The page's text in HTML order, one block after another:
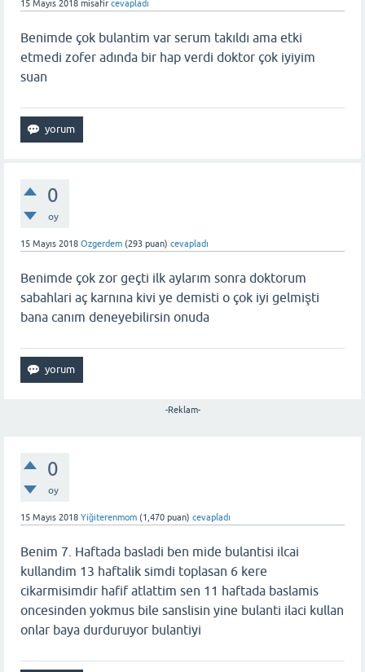
15 Mayıs 2018 misafir cevapladı
Benimde çok bulantim var serum takıldı ama etki
etmedi zofer adında bir hap verdi doktor çok iyiyim
suan
0
oy
15 Mayıs 2018 Ozgerdem (293 puan) cevapladı
Benimde çok zor geçti ilk aylarım sonra doktorum
sabahlari aç karnına kivi ye demisti o çok iyi gelmişti
bana canım deneyebilirsin onuda
-Reklam-
0
oy
15 Mayıs 2018 Yiğiterenmom (1,470 puan) cevapladı
Benim 7. Haftada basladi ben mide bulantisi ilcai
kullandim 13 haftalik simdi toplasan 6 kere
cikarmisimdir hafif atlattim sen 11 haftada baslamis
oncesinden yokmus bile sanslisin yine bulanti ilaci kullan
onlar baya durduruyor bulantiyi